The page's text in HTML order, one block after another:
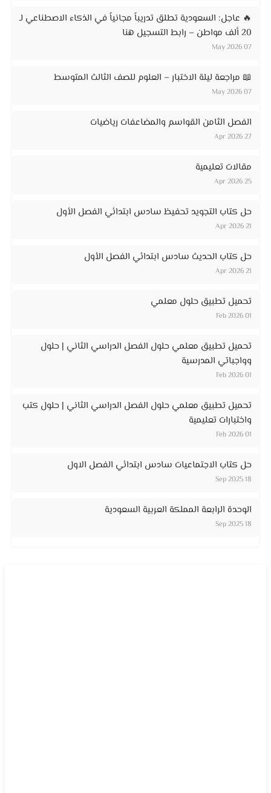
🔥 عاجل: السعودية تطلق تدريباً مجانياً في الذكاء الاصطناعي لـ
20 ألف مواطن – رابط التسجيل هنا
07 May 2026
📖 مراجعة ليلة الاختبار – العلوم للصف الثالث المتوسط
07 May 2026
الفصل الثامن القواسم والمضاعفات رياضيات
27 Apr 2026
مقالات تعليمية
25 Apr 2026
حل كتاب التجويد تحفيظ سادس ابتدائي الفصل الأول
21 Apr 2026
حل كتاب الحديث سادس ابتدائي الفصل الأول
21 Apr 2026
تحميل تطبيق حلول معلمي
01 Feb 2026
تحميل تطبيق معلمي حلول الفصل الدراسي الثاني | حلول
وواجباتي المدرسية
01 Feb 2026
تحميل تطبيق معلمي حلول الفصل الدراسي الثاني | حلول كتب
واختبارات تعليمية
01 Feb 2026
حل كتاب الاجتماعيات سادس ابتدائي الفصل الاول
18 Sep 2025
الوحدة الرابعة المملكة العربية السعودية
18 Sep 2025